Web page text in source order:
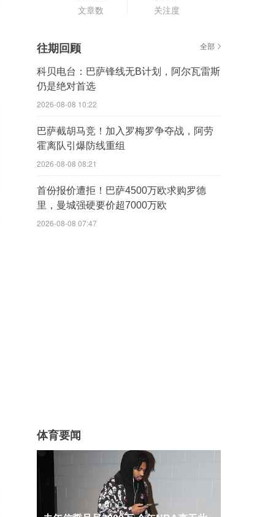
文章数 关注度
往期回顾 全部
科贝电台：巴萨锋线无B计划，阿尔瓦雷斯
仍是绝对首选
2026-08-08 10:22
巴萨截胡马竞！加入罗梅罗争夺战，阿劳
霍离队引爆防线重组
2026-08-08 08:21
首份报价遭拒！巴萨4500万欧求购罗德
里，曼城强硬要价超7000万欧
2026-08-08 07:47
体育要闻